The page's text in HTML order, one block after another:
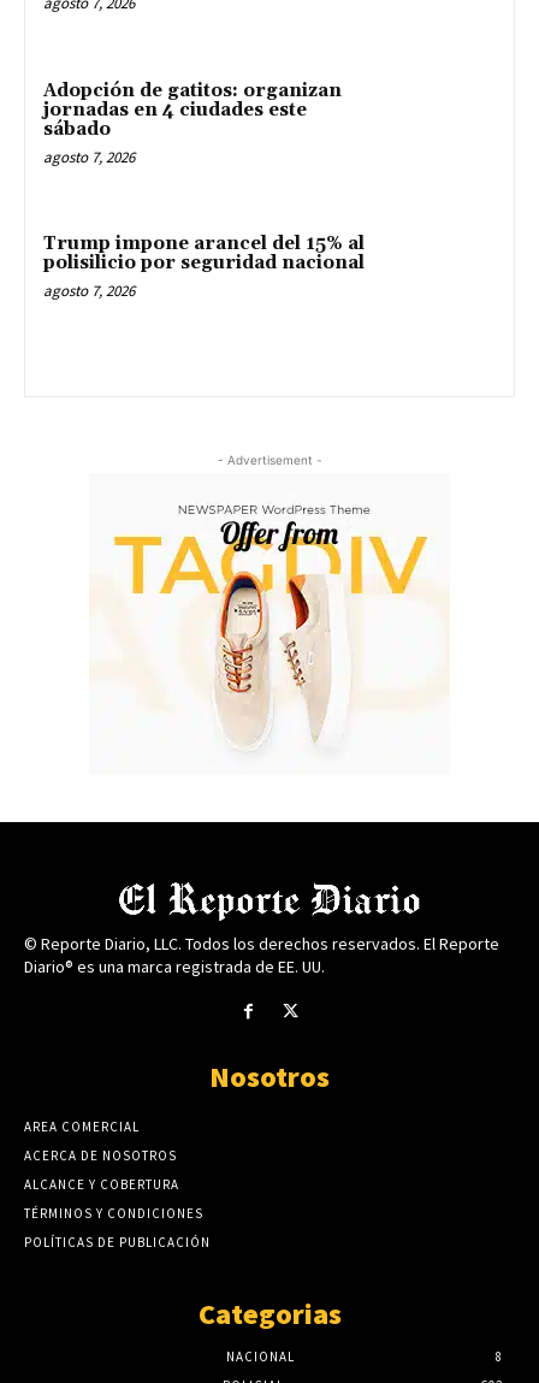
Adopción de gatitos: organizan
jornadas en 4 ciudades este
sábado
agosto 7, 2026
Trump impone arancel del 15% al
polisilicio por seguridad nacional
agosto 7, 2026
- Advertisement -
© Reporte Diario, LLC. Todos los derechos reservados. El Reporte
Diario® es una marca registrada de EE. UU.
Nosotros
AREA COMERCIAL
ACERCA DE NOSOTROS
ALCANCE Y COBERTURA
TÉRMINOS Y CONDICIONES
POLÍTICAS DE PUBLICACIÓN
Categorias
NACIONAL
8